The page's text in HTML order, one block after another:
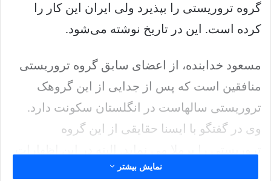
گروه تروریستی را بپذیرد ولی ایران این کار را
کرده است. این در تاریخ نوشته می‌شود.
مسعود خدابنده، از اعضای سابق گروه تروریستی
منافقین است که پس از جدایی از این گروهک
تروریستی سالهاست در انگلستان سکونت دارد.
وی در گفتگو با ایسنا حقایقی از این گروه
مسائلی قابل تامل مانند اینکه تمامی اعضای حاضر
نمایش بیشتر